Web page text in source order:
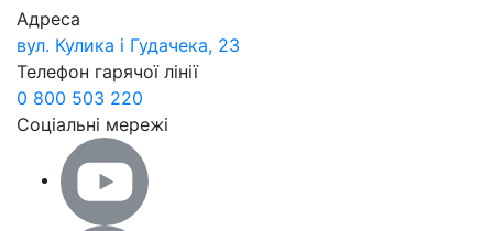
Адреса
вул. Кулика і Гудачека, 23
Телефон гарячої лінії
0 800 503 220
Соціальні мережі